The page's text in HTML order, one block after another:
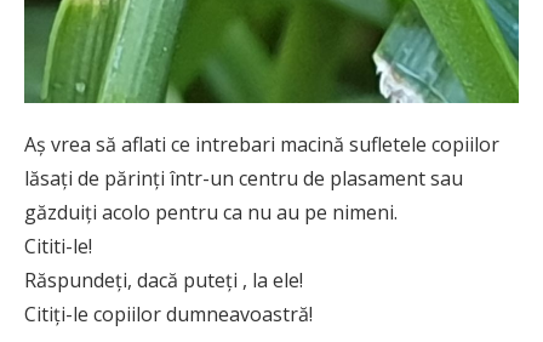
Aș vrea să aflati ce intrebari macină sufletele copiilor
lăsați de părinți într-un centru de plasament sau
găzduiți acolo pentru ca nu au pe nimeni.
Cititi-le!
Răspundeți, dacă puteți , la ele!
Citiți-le copiilor dumneavoastră!